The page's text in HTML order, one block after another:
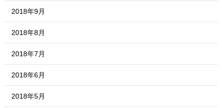
2018年9月
2018年8月
2018年7月
2018年6月
2018年5月